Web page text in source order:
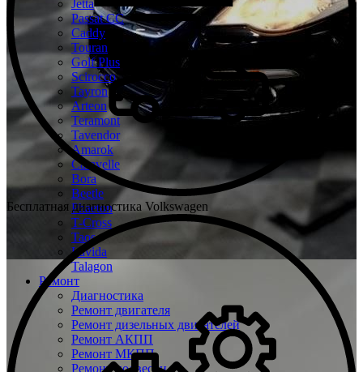
Jetta
Passat CC
Caddy
Touran
Golf Plus
Scirocco
Tayron
Arteon
Teramont
Tavendor
Amarok
Caravelle
Bora
Beetle
Phaeton
T-Cross
Taos
Lavida
Talagon
Ремонт
Диагностика
Ремонт двигателя
Ремонт дизельных двигателей
Ремонт АКПП
Ремонт МКПП
Ремонт подвески
Бесплатная диагностика Volkswagen